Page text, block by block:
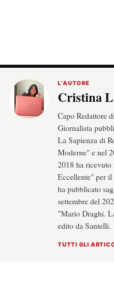
L’AUTORE
Cristina
Capo Redattore
Giornalista
La Sapienza di
Moderne" e nel
2018 ha
Eccellente" per
ha pubblicato
settembre del
"Mario Draghi.
edito da Santelli.
TUTTI GLI